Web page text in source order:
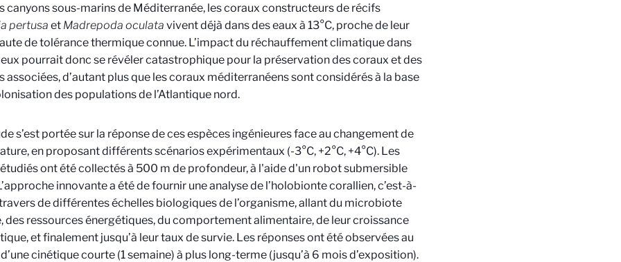
canyons sous-marins de Méditerranée, les coraux constructeurs de récifs
pertusa et Madrepoda oculata vivent déjà dans des eaux à 13°C, proche de leur
de tolérance thermique connue. L’impact du réchauffement climatique dans
pourrait donc se révéler catastrophique pour la préservation des coraux et des
associées, d’autant plus que les coraux méditerranéens sont considérés à la base
des populations de l’Atlantique nord.
s’est portée sur la réponse de ces espèces ingénieures face au changement de
en proposant différents scénarios expérimentaux (-3°C, +2°C, +4°C). Les
ont été collectés à 500 m de profondeur, à l'aide d'un robot submersible
innovante a été de fournir une analyse de l’holobionte corallien, c’est-à-
de différentes échelles biologiques de l’organisme, allant du microbiote
des ressources énergétiques, du comportement alimentaire, de leur croissance
et finalement jusqu’à leur taux de survie. Les réponses ont été observées au
cinétique courte (1 semaine) à plus long-terme (jusqu’à 6 mois d’exposition).